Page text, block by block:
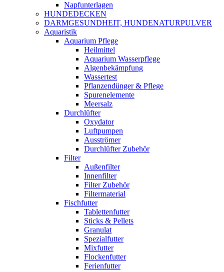
Napfunterlagen
HUNDEDECKEN
DARMGESUNDHEIT, HUNDENATURPULVER
Aquaristik
Aquarium Pflege
Heilmittel
Aquarium Wasserpflege
Algenbekämpfung
Wassertest
Pflanzendünger & Pflege
Spurenelemente
Meersalz
Durchlüfter
Oxydator
Luftpumpen
Ausströmer
Durchlüfter Zubehör
Filter
Außenfilter
Innenfilter
Filter Zubehör
Filtermaterial
Fischfutter
Tablettenfutter
Sticks & Pellets
Granulat
Spezialfutter
Mixfutter
Flockenfutter
Ferienfutter